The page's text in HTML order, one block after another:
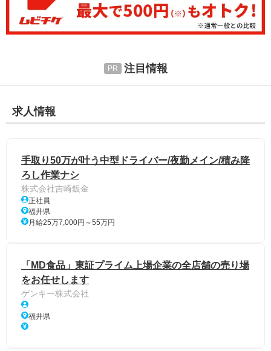
注目情報
求人情報
手取り50万が叶う中型ドライバー/夜勤メイン/積み降
ろし作業ナシ
株式会社吉崎鈑金
正社員
福井県
月給25万7,000円～55万円
「MD食品」東証プライム上場企業の全店舗の売り場
をお任せします
ゲンキー株式会社
福井県